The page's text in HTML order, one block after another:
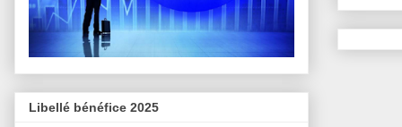
Libellé bénéfice 2025